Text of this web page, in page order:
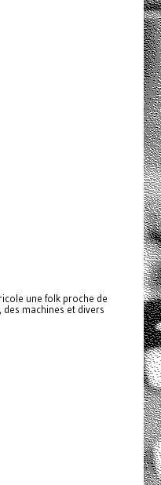
une folk proche de
machines et divers